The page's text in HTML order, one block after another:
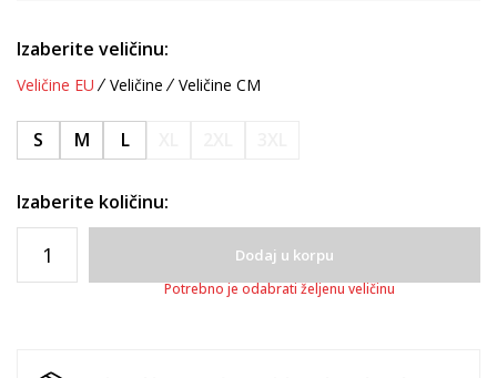
Izaberite veličinu:
Veličine EU Veličine Veličine CM
S M L
Izaberite količinu:
Dodaj u korpu
Potrebno je odabrati željenu veličinu